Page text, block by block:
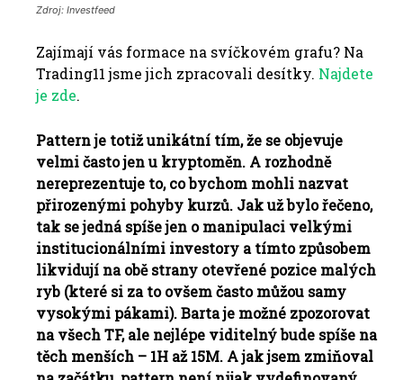
Zdroj: Investfeed
Zajímají vás formace na svíčkovém grafu? Na
Trading11 jsme jich zpracovali desítky. Najdete
je zde.
Pattern je totiž unikátní tím, že se objevuje
velmi často jen u kryptoměn. A rozhodně
nereprezentuje to, co bychom mohli nazvat
přirozenými pohyby kurzů. Jak už bylo řečeno,
tak se jedná spíše jen o manipulaci velkými
institucionálními investory a tímto způsobem
likvidují na obě strany otevřené pozice malých
ryb (které si za to ovšem často můžou samy
vysokými pákami). Barta je možné zpozorovat
na všech TF, ale nejlépe viditelný bude spíše na
těch menších – 1H až 15M. A jak jsem zmiňoval